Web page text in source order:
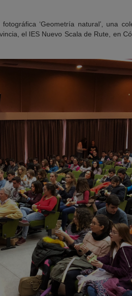
‘Geometría natural’, una
el IES Nuevo Scala de Rute, en